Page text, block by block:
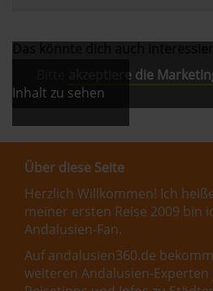
akzeptiere die
Inhalt zu sehen
Über diese Seite
Herzlich Willkommen! Ich
meiner ersten Reise 2009 bin
Andalusien-Fan.
Auf andalusien360.de
weiteren Andalusien-Experten